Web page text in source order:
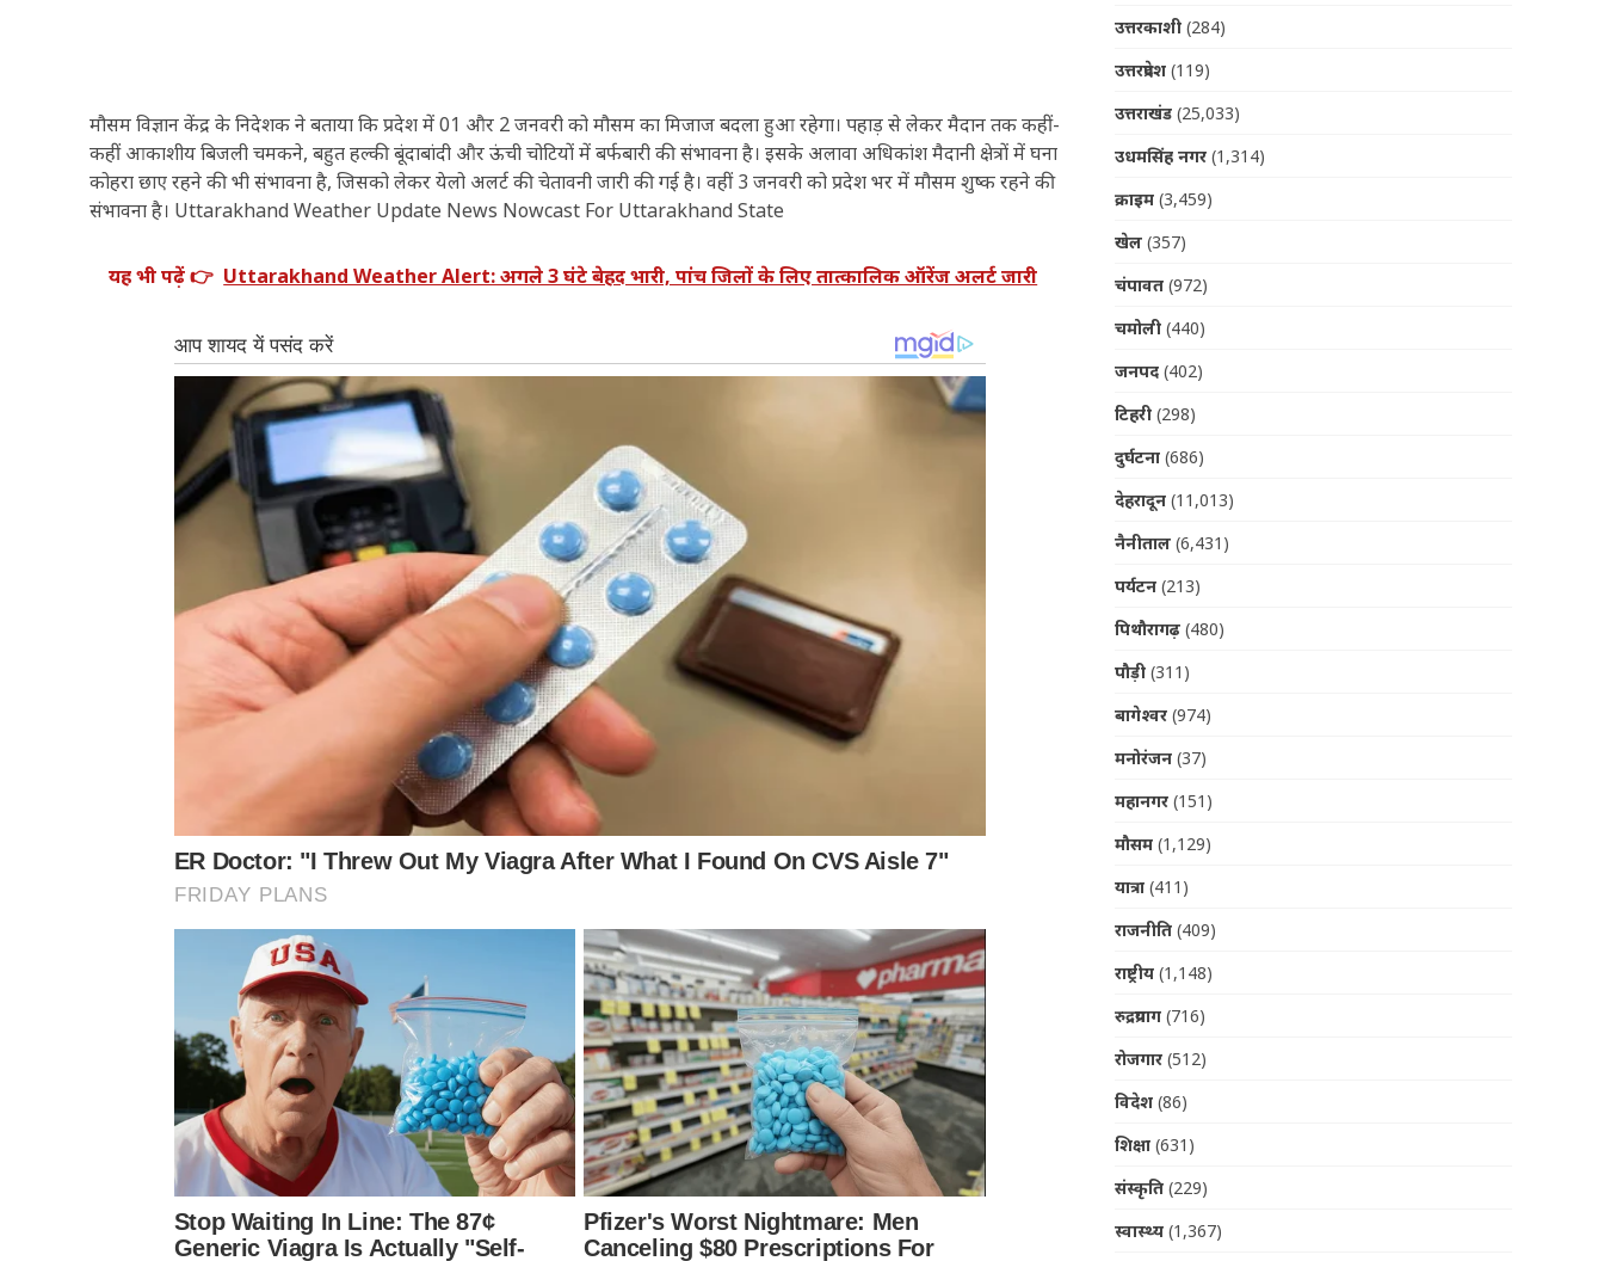
मौसम विज्ञान केंद्र के निदेशक ने बताया कि प्रदेश में 01 और 2 जनवरी को मौसम का मिजाज बदला हुआ रहेगा। पहाड़ से लेकर मैदान तक कहीं-
कहीं आकाशीय बिजली चमकने, बहुत हल्की बूंदाबांदी और ऊंची चोटियों में बर्फबारी की संभावना है। इसके अलावा अधिकांश मैदानी क्षेत्रों में घना
कोहरा छाए रहने की भी संभावना है, जिसको लेकर येलो अलर्ट की चेतावनी जारी की गई है। वहीं 3 जनवरी को प्रदेश भर में मौसम शुष्क रहने की
संभावना है। Uttarakhand Weather Update News Nowcast For Uttarakhand State
यह भी पढ़ें 👉 Uttarakhand Weather Alert: अगले 3 घंटे बेहद भारी, पांच जिलों के लिए तात्कालिक ऑरेंज अलर्ट जारी
उत्तरकाशी(284)
उत्तरप्रदेश(119)
उत्तराखंड(25,033)
उधमसिंह नगर(1,314)
क्राइम(3,459)
खेल(357)
चंपावत(972)
चमोली(440)
जनपद(402)
टिहरी(298)
दुर्घटना(686)
देहरादून(11,013)
नैनीताल(6,431)
पर्यटन(213)
पिथौरागढ़(480)
पौड़ी(311)
बागेश्वर(974)
मनोरंजन(37)
महानगर(151)
मौसम(1,129)
यात्रा(411)
राजनीति(409)
राष्ट्रीय(1,148)
रुद्रप्रयाग(716)
रोजगार(512)
विदेश(86)
शिक्षा(631)
संस्कृति(229)
स्वास्थ्य(1,367)